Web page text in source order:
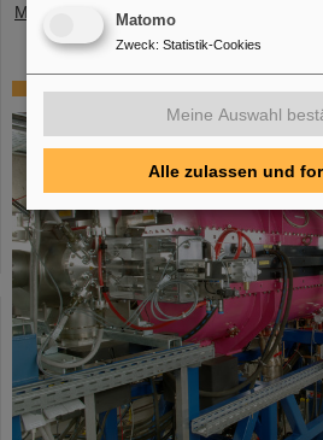
Mehr »
Erstes Experiment mit der
Matomo
Zweck: Statistik-Cookies
Meine Auswahl
Alle zulassen und